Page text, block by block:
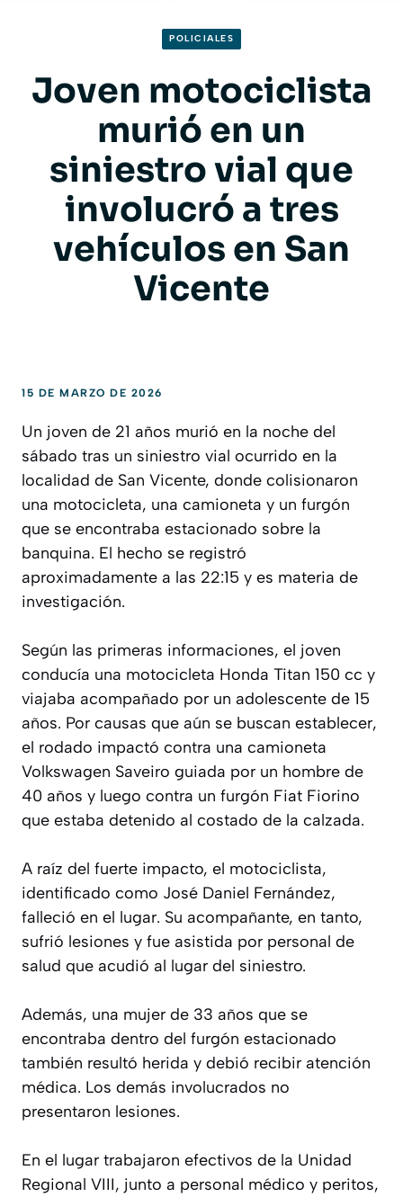
POLICIALES
Joven motociclista
murió en un
siniestro vial que
involucró a tres
vehículos en San
Vicente
15 DE MARZO DE 2026
Un joven de 21 años murió en la noche del
sábado tras un siniestro vial ocurrido en la
localidad de San Vicente, donde colisionaron
una motocicleta, una camioneta y un furgón
que se encontraba estacionado sobre la
banquina. El hecho se registró
aproximadamente a las 22:15 y es materia de
investigación.
Según las primeras informaciones, el joven
conducía una motocicleta Honda Titan 150 cc y
viajaba acompañado por un adolescente de 15
años. Por causas que aún se buscan establecer,
el rodado impactó contra una camioneta
Volkswagen Saveiro guiada por un hombre de
40 años y luego contra un furgón Fiat Fiorino
que estaba detenido al costado de la calzada.
A raíz del fuerte impacto, el motociclista,
identificado como José Daniel Fernández,
falleció en el lugar. Su acompañante, en tanto,
sufrió lesiones y fue asistida por personal de
salud que acudió al lugar del siniestro.
Además, una mujer de 33 años que se
encontraba dentro del furgón estacionado
también resultó herida y debió recibir atención
médica. Los demás involucrados no
presentaron lesiones.
En el lugar trabajaron efectivos de la Unidad
Regional VIII, junto a personal médico y peritos,